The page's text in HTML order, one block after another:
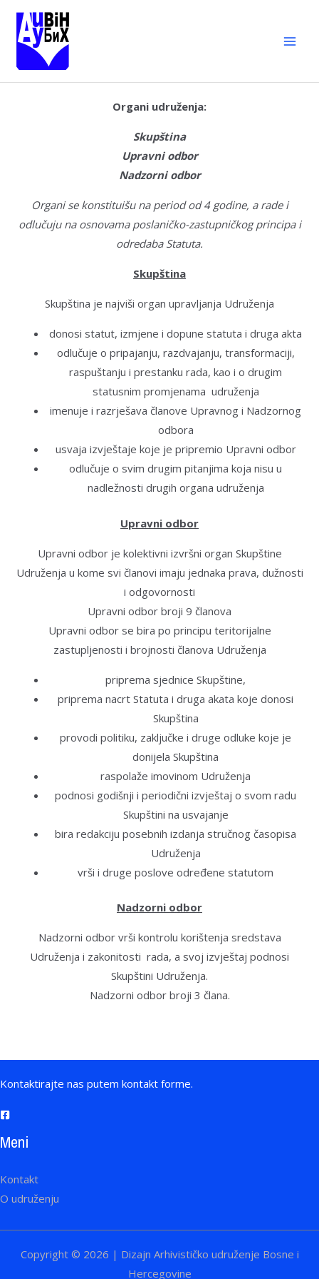
Organi udruženja:
Skupština
Upravni odbor
Nadzorni odbor
Organi se konstituišu na period od 4 godine, a rade i
odlučuju na osnovama poslaničko-zastupničkog principa i
odredaba Statuta.
Skupština
Skupština je najviši organ upravljanja Udruženja
donosi statut, izmjene i dopune statuta i druga akta
odlučuje o pripajanju, razdvajanju, transformaciji,
raspuštanju i prestanku rada, kao i o drugim
statusnim promjenama udruženja
imenuje i razrješava članove Upravnog i Nadzornog
odbora
usvaja izvještaje koje je pripremio Upravni odbor
odlučuje o svim drugim pitanjima koja nisu u
nadležnosti drugih organa udruženja
Upravni odbor
Upravni odbor je kolektivni izvršni organ Skupštine
Udruženja u kome svi članovi imaju jednaka prava, dužnosti
i odgovornosti
Upravni odbor broji 9 članova
Upravni odbor se bira po principu teritorijalne
zastupljenosti i brojnosti članova Udruženja
priprema sjednice Skupštine,
priprema nacrt Statuta i druga akata koje donosi
Skupština
provodi politiku, zaključke i druge odluke koje je
donijela Skupština
raspolaže imovinom Udruženja
podnosi godišnji i periodični izvještaj o svom radu
Skupštini na usvajanje
bira redakciju posebnih izdanja stručnog časopisa
Udruženja
vrši i druge poslove određene statutom
Nadzorni odbor
Nadzorni odbor vrši kontrolu korištenja sredstava
Udruženja i zakonitosti rada, a svoj izvještaj podnosi
Skupštini Udruženja.
Nadzorni odbor broji 3 člana.
Kontaktirajte nas putem kontakt forme.
Meni
Kontakt
O udruženju
Copyright © 2026 | Dizajn Arhivističko udruženje Bosne i
Hercegovine